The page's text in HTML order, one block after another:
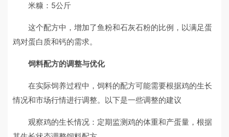
米糠：5公斤
这个配方中，增加了鱼粉和石灰石粉的比例，以满足蛋
鸡对蛋白质和钙的需求。
饲料配方的调整与优化
在实际饲养过程中，饲料的配方可能需要根据鸡的生长
情况和市场行情进行调整。以下是一些调整的建议
观察鸡的生长情况：定期监测鸡的体重和产蛋量，根据